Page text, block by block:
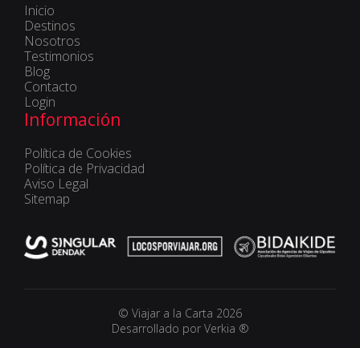
Inicio
Destinos
Nosotros
Testimonios
Blog
Contacto
Login
Información
Política de Cookies
Política de Privacidad
Aviso Legal
Sitemap
© Viajar a la Carta 2026
Desarrollado por Verkia ®